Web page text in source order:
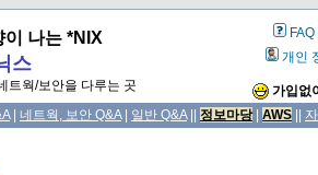
이 나는 *NIX
스
트웍/보안을 다루는 곳
FAQ
개인
가입없
| 네트웍, 보안 Q&A| 일반 Q&A|| 정보마당| AWS